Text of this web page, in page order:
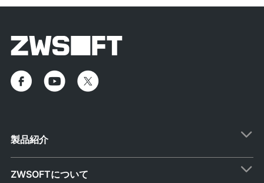
製品紹介
ZWSOFTについて